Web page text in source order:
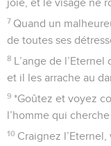
joie, et le visage ne
7 Quand un
de toutes ses
8 L’ange de
et il les arrache au
9 *Goûtez et voyez
l’homme qui
10 Craignez